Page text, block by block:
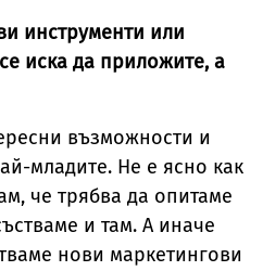
инструменти или
иска да приложите, а
възможности и
младите. Не е ясно как
че трябва да опитаме
и там. А иначе
нови маркетингови